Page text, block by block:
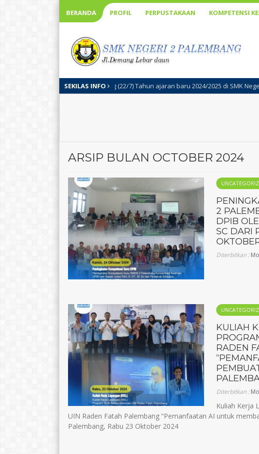
BERANDA PROFIL PERPUSTAKAAN KOMPETENSI
SEKILAS INFO
/ Palembang (22/7) Tahun ajaran baru 2024/2025 di SMK Negeri 2 Palembang
ARSIP BULAN OCTOBER 2024
2
DPIB
SC DARI
Diterbitkan :
KULIAH
RADEN
Diterbitkan :
Kuliah Kerja
UIN Raden Fatah Palembang “Pemanfaatan AI untuk
Palembang, Rabu 23 Oktober 2024